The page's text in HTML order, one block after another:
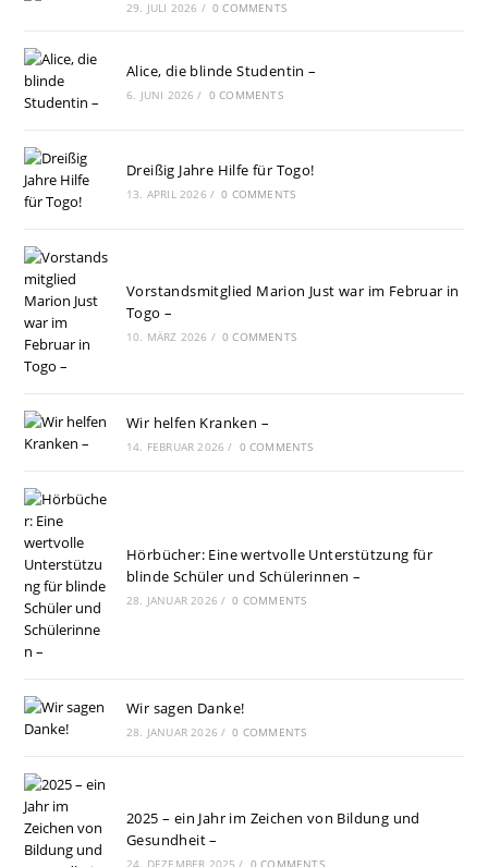
29. JULI 2026 / 0 COMMENTS
Alice, die blinde Studentin –
6. JUNI 2026 / 0 COMMENTS
Dreißig Jahre Hilfe für Togo!
13. APRIL 2026 / 0 COMMENTS
Vorstandsmitglied Marion Just war im Februar in
Togo –
10. MÄRZ 2026 / 0 COMMENTS
Wir helfen Kranken –
14. FEBRUAR 2026 / 0 COMMENTS
Hörbücher: Eine wertvolle Unterstützung für
blinde Schüler und Schülerinnen –
28. JANUAR 2026 / 0 COMMENTS
Wir sagen Danke!
28. JANUAR 2026 / 0 COMMENTS
2025 – ein Jahr im Zeichen von Bildung und
Gesundheit –
24. DEZEMBER 2025 / 0 COMMENTS